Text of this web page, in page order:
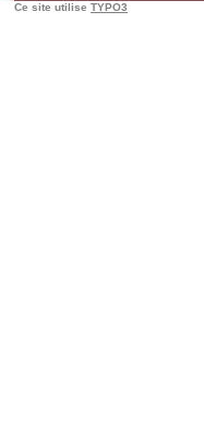
Ce site utilise TYPO3